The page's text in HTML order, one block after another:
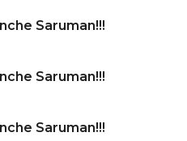
Saruman!!!
Saruman!!!
Saruman!!!